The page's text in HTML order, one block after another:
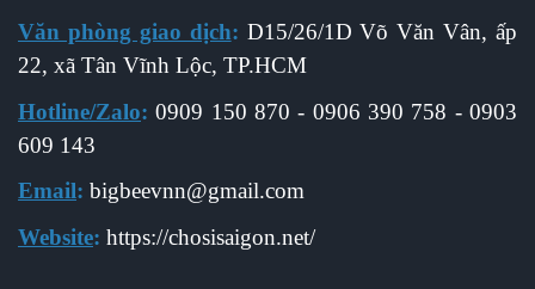
Văn phòng giao dịch: D15/26/1D Võ Văn Vân, ấp
22, xã Tân Vĩnh Lộc, TP.HCM
Hotline/Zalo: 0909 150 870 - 0906 390 758 - 0903
609 143
Email: bigbeevnn@gmail.com
Website: https://chosisaigon.net/